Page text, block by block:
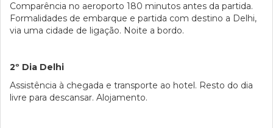
Comparência no aeroporto 180 minutos antes da partida.
Formalidades de embarque e partida com destino a Delhi,
via uma cidade de ligação. Noite a bordo.
2º Dia Delhi
Assistência à chegada e transporte ao hotel. Resto do dia
livre para descansar. Alojamento.